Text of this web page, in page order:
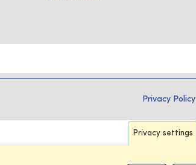
Privacy Policy
Privacy settings